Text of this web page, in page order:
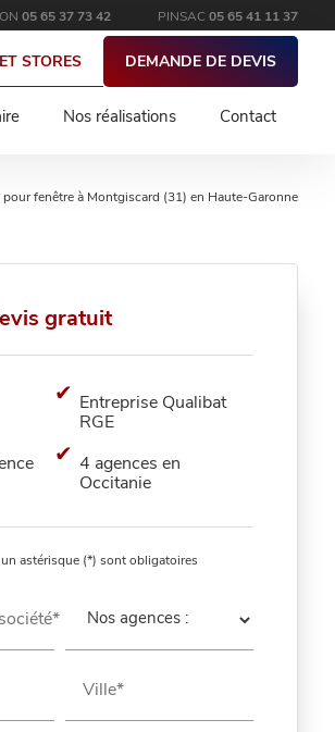
05 65 37 73 42 PINSAC05 65 41 11 37
STORES
Nos réalisations Contact
DEMANDE DE DEVIS
fenêtre à Montgiscard (31) en Haute-Garonne
gratuit
Entreprise Qualibat
RGE
4 agences en
Occitanie
astérisque (*) sont obligatoires
Ville*